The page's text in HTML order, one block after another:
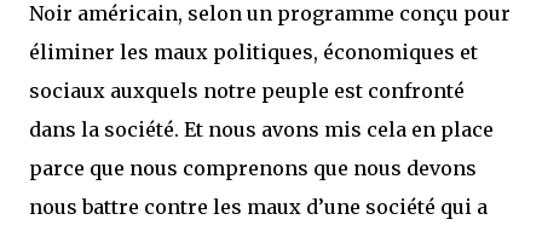
Noir américain, selon un programme conçu pour
éliminer les maux politiques, économiques et
sociaux auxquels notre peuple est confronté
dans la société. Et nous avons mis cela en place
parce que nous comprenons que nous devons
nous battre contre les maux d’une société qui a